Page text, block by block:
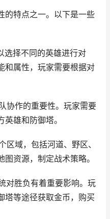
的特点之一。以下是一些
选择不同的英雄进行对
和属性，玩家需要根据对
协作的重要性。玩家需要
雄和防御塔。
区域，包括河道、野区、
资源，制定战术策略。
对胜负有着重要影响。玩
塔等途径获取金币，购买